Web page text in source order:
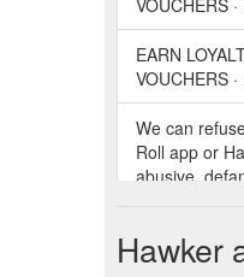
VOUCHERS
EARN
VOUCHERS
We can
Roll app or
abusive,
VOUCHERS
Hawker